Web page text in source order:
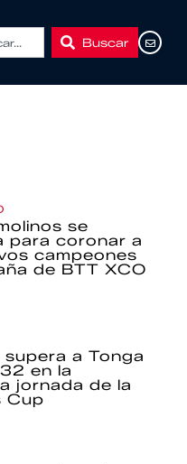
Buscar
se
para coronar a
campeones
de BTT XCO
supera a Tonga
en la
jornada de la
Cup